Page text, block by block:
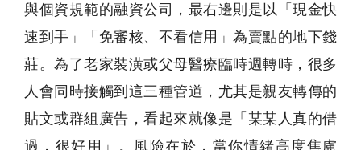
與個資規範的融資公司，最右邊則是以「現金快
速到手」「免審核、不看信用」為賣點的地下錢
莊。為了老家裝潢或父母醫療臨時週轉時，很多
人會同時接觸到這三種管道，尤其是親友轉傳的
貼文或群組廣告，看起來就像是「某某人真的借
過，很好用」。風險在於，當你情緒高度焦慮